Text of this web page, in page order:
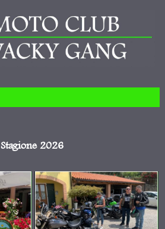
Salta al contenuto
Stagione 2026